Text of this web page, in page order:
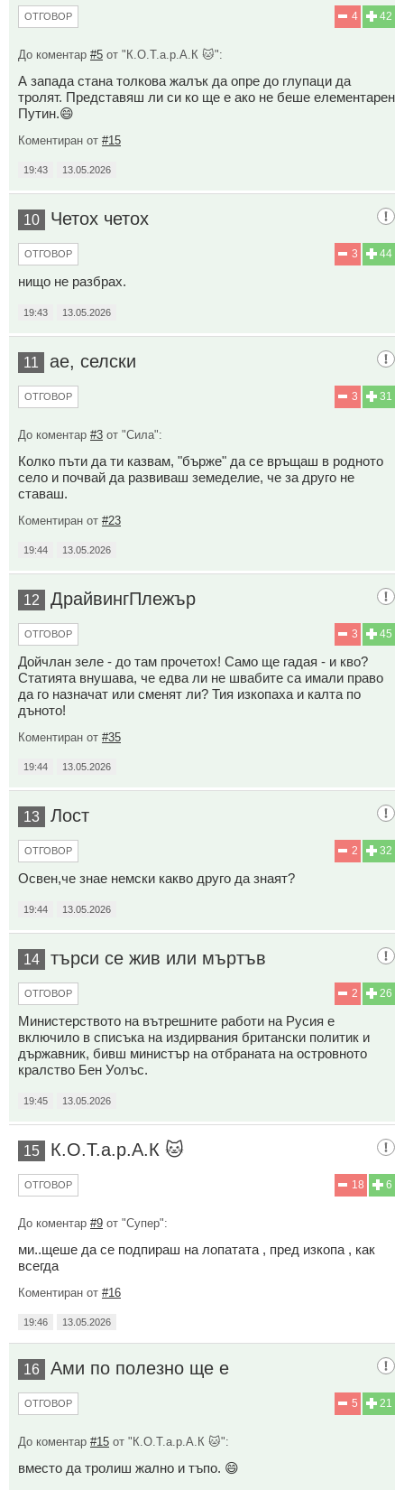
42
4
ОТГОВОР
До коментар #5 от "К.О.Т.а.р.А.К 🐱":
А запада стана толкова жалък да опре до глупаци да
тролят. Представяш ли си ко ще е ако не беше елементарен
Путин.😄
Коментиран от #15
19:43 13.05.2026
10 Четох четох
44
3
ОТГОВОР
нищо не разбрах.
19:43 13.05.2026
11 ае, селски
31
3
ОТГОВОР
До коментар #3 от "Сила":
Колко пъти да ти казвам, "бърже" да се връщаш в родното
село и почвай да развиваш земеделие, че за друго не
ставаш.
Коментиран от #23
19:44 13.05.2026
12 ДрайвингПлежър
45
3
ОТГОВОР
Дойчлан зеле - до там прочетох! Само ще гадая - и кво?
Статията внушава, че едва ли не швабите са имали право
да го назначат или сменят ли? Тия изкопаха и калта по
дъното!
Коментиран от #35
19:44 13.05.2026
13 Лост
32
2
ОТГОВОР
Освен,че знае немски какво друго да знаят?
19:44 13.05.2026
14 търси се жив или мъртъв
26
2
ОТГОВОР
Министерството на вътрешните работи на Русия е
включило в списъка на издирвания британски политик и
държавник, бивш министър на отбраната на островното
кралство Бен Уолъс.
19:45 13.05.2026
15 К.О.Т.а.р.А.К 🐱
6
18
ОТГОВОР
До коментар #9 от "Супер":
ми..щеше да се подпираш на лопатата , пред изкопа , как
всегда
Коментиран от #16
19:46 13.05.2026
16 Ами по полезно ще е
21
5
ОТГОВОР
До коментар #15 от "К.О.Т.а.р.А.К 🐱":
вместо да тролиш жално и тъпо. 😄